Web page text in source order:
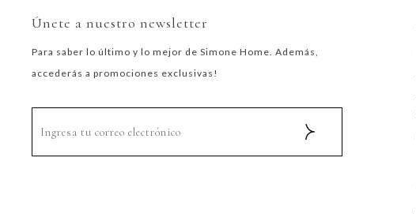
Únete a nuestro newsletter
Para saber lo último y lo mejor de Simone Home. Además,
accederás a promociones exclusivas!